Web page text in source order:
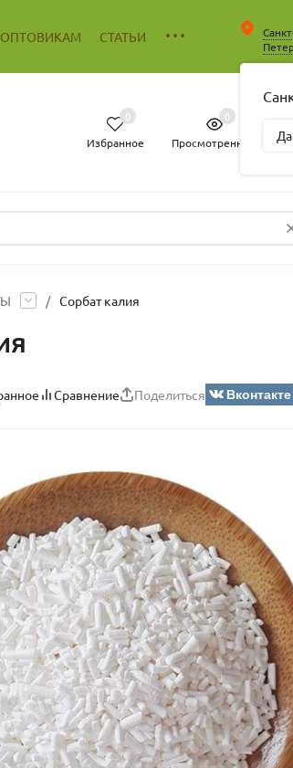
ОПТОВИКАМ СТАТЬИ
Да
Избранное
0
Просмотренные
0
/ Сорбат калия
Сравнение Поделиться Вконтакте